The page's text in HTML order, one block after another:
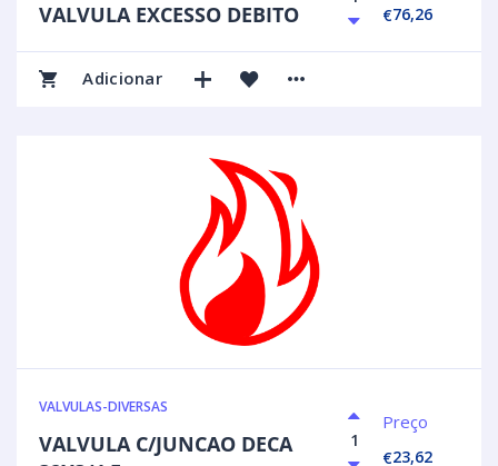
VALVULA EXCESSO DEBITO €76,26
Adicionar
VALVULAS-DIVERSAS
VALVULA C/JUNCAO DECA
Preço
€23,62